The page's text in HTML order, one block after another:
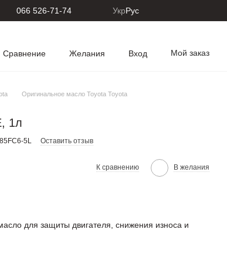
066 526-71-74 УкрРус
Сравнение Желания Вход Мой заказ
Оригинальное масло Toyota Toyota
1л
5L Оставить отзыв
К сравнению В желания
для защиты двигателя, снижения износа и